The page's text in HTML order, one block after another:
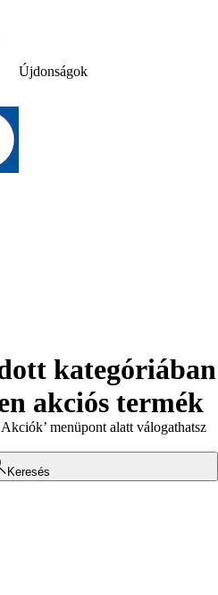
Újdonságok
kategóriában
akciós termék
menüpont alatt válogathatsz
Keresés